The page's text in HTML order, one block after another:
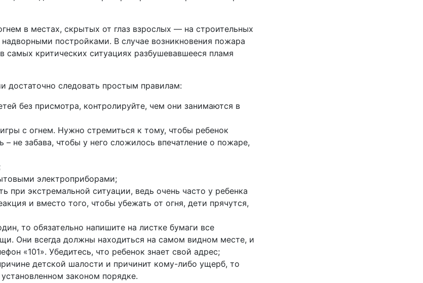
в местах, скрытых от глаз взрослых — на строительных
постройками. В случае возникновения пожара
критических ситуациях разбушевавшееся пламя
достаточно следовать простым правилам:
без присмотра, контролируйте, чем они занимаются в
с огнем. Нужно стремиться к тому, чтобы ребенок
не забава, чтобы у него сложилось впечатление о пожаре,
электроприборами;
при экстремальной ситуации, ведь очень часто у ребенка
и вместо того, чтобы убежать от огня, дети прячутся,
то обязательно напишите на листке бумаги все
Они всегда должны находиться на самом видном месте, и
«101». Убедитесь, что ребенок знает свой адрес;
детской шалости и причинит кому-либо ущерб, то
законом порядке.